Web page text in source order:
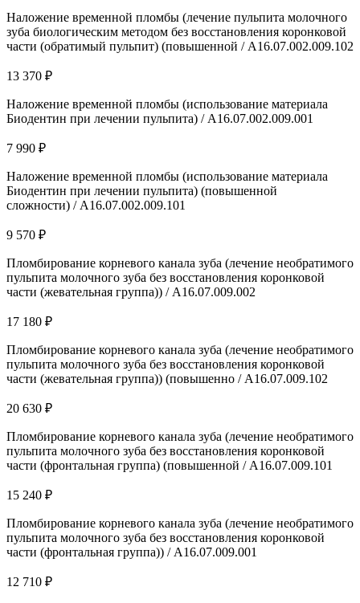
Наложение временной пломбы (лечение пульпита молочного
зуба биологическим методом без восстановления коронковой
части (обратимый пульпит) (повышенной / A16.07.002.009.102
13 370 ₽
Наложение временной пломбы (использование материала
Биодентин при лечении пульпита) / A16.07.002.009.001
7 990 ₽
Наложение временной пломбы (использование материала
Биодентин при лечении пульпита) (повышенной
сложности) / A16.07.002.009.101
9 570 ₽
Пломбирование корневого канала зуба (лечение необратимого
пульпита молочного зуба без восстановления коронковой
части (жевательная группа)) / А16.07.009.002
17 180 ₽
Пломбирование корневого канала зуба (лечение необратимого
пульпита молочного зуба без восстановления коронковой
части (жевательная группа)) (повышенно / А16.07.009.102
20 630 ₽
Пломбирование корневого канала зуба (лечение необратимого
пульпита молочного зуба без восстановления коронковой
части (фронтальная группа) (повышенной / А16.07.009.101
15 240 ₽
Пломбирование корневого канала зуба (лечение необратимого
пульпита молочного зуба без восстановления коронковой
части (фронтальная группа)) / А16.07.009.001
12 710 ₽